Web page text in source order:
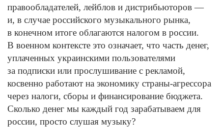
правообладателей, лейблов и дистрибьюторов —
и, в случае российского музыкального рынка,
в конечном итоге облагаются налогом в россии.
В военном контексте это означает, что часть денег,
уплаченных украинскими пользователями
за подписки или прослушивание с рекламой,
косвенно работают на экономику страны-агрессора
через налоги, сборы и финансирование бюджета.
Сколько денег мы каждый год зарабатываем для
россии, просто слушая музыку?